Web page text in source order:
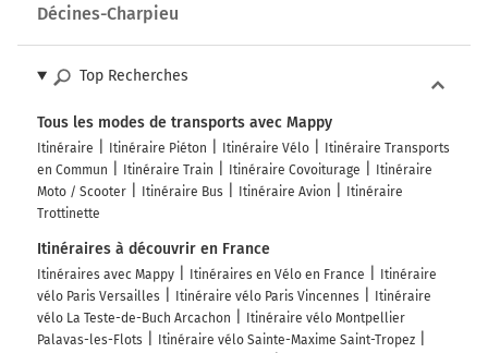
Décines-Charpieu
Top Recherches
Tous les modes de transports avec Mappy
Itinéraire Itinéraire Piéton Itinéraire Vélo
Itinéraire Transports
en Commun
Itinéraire Train Itinéraire Covoiturage
Itinéraire
Moto / Scooter
Itinéraire Bus Itinéraire Avion
Itinéraire
Trottinette
Itinéraires à découvrir en France
Itinéraires avec Mappy Itinéraires en Vélo en France
Itinéraire
vélo Paris Versailles
Itinéraire vélo Paris Vincennes
Itinéraire
vélo La Teste-de-Buch Arcachon
Itinéraire vélo Montpellier
Palavas-les-Flots
Itinéraire vélo Sainte-Maxime Saint-Tropez